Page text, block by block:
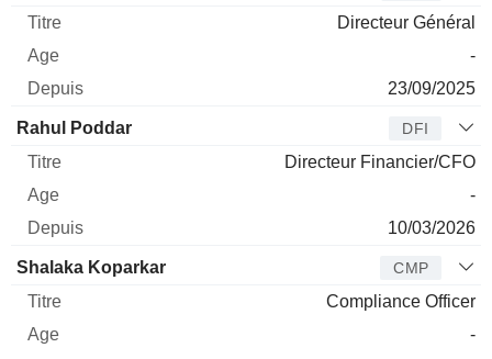
Directeur Général
-
23/09/2025
Rahul Poddar DFI
Directeur Financier/CFO
-
10/03/2026
Shalaka Koparkar CMP
Compliance Officer
-